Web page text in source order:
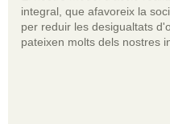
integral, que afavoreix la
per reduir les desigualtats
pateixen molts dels nostres